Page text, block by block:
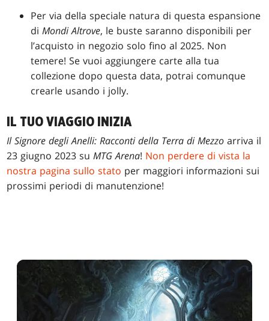
Per via della speciale natura di questa espansione
diMondi Altrove, le buste saranno disponibili per
l’acquisto in negozio solo fino al 2025. Non
temere! Se vuoi aggiungere carte alla tua
collezione dopo questa data, potrai comunque
crearle usando i jolly.
IL TUO VIAGGIO INIZIA
Il Signore degli Anelli: Racconti della Terra di Mezzo arriva il
23 giugno 2023 suMTG Arena! Non perdere di vista la
nostra pagina sullo stato per maggiori informazioni sui
prossimi periodi di manutenzione!